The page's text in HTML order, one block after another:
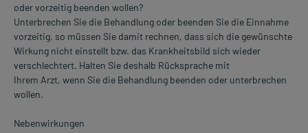
oder vorzeitig beenden wollen?
Unterbrechen Sie die Behandlung oder beenden Sie die Einnahme
vorzeitig, so müssen Sie damit rechnen, dass sich die gewünschte
Wirkung nicht einstellt bzw. das Krankheitsbild sich wieder
verschlechtert. Halten Sie deshalb Rücksprache mit
Ihrem Arzt, wenn Sie die Behandlung beenden oder unterbrechen
wollen.
Nebenwirkungen